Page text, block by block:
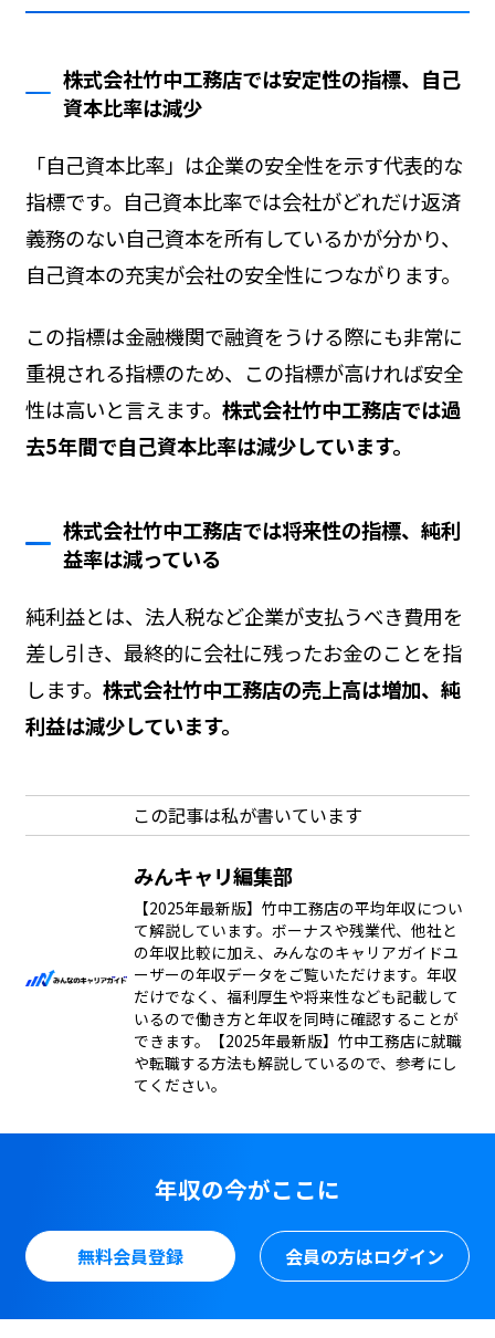
株式会社竹中工務店では安定性の指標、自己
資本比率は減少
「自己資本比率」は企業の安全性を示す代表的な
指標です。自己資本比率では会社がどれだけ返済
義務のない自己資本を所有しているかが分かり、
自己資本の充実が会社の安全性につながります。
この指標は金融機関で融資をうける際にも非常に
重視される指標のため、この指標が高ければ安全
性は高いと言えます。 株式会社竹中工務店では過
去5年間で自己資本比率は減少しています。
株式会社竹中工務店では将来性の指標、純利
益率は減っている
純利益とは、法人税など企業が支払うべき費用を
差し引き、最終的に会社に残ったお金のことを指
します。 株式会社竹中工務店の売上高は増加、純
利益は減少しています。
この記事は私が書いています
みんキャリ編集部
【2025年最新版】竹中工務店の平均年収につい
て解説しています。ボーナスや残業代、他社と
の年収比較に加え、みんなのキャリアガイドユ
ーザーの年収データをご覧いただけます。年収
だけでなく、福利厚生や将来性なども記載して
いるので働き方と年収を同時に確認することが
できます。【2025年最新版】竹中工務店に就職
や転職する方法も解説しているので、参考にし
てください。
年収の今がここに
無料会員登録 会員の方はログイン